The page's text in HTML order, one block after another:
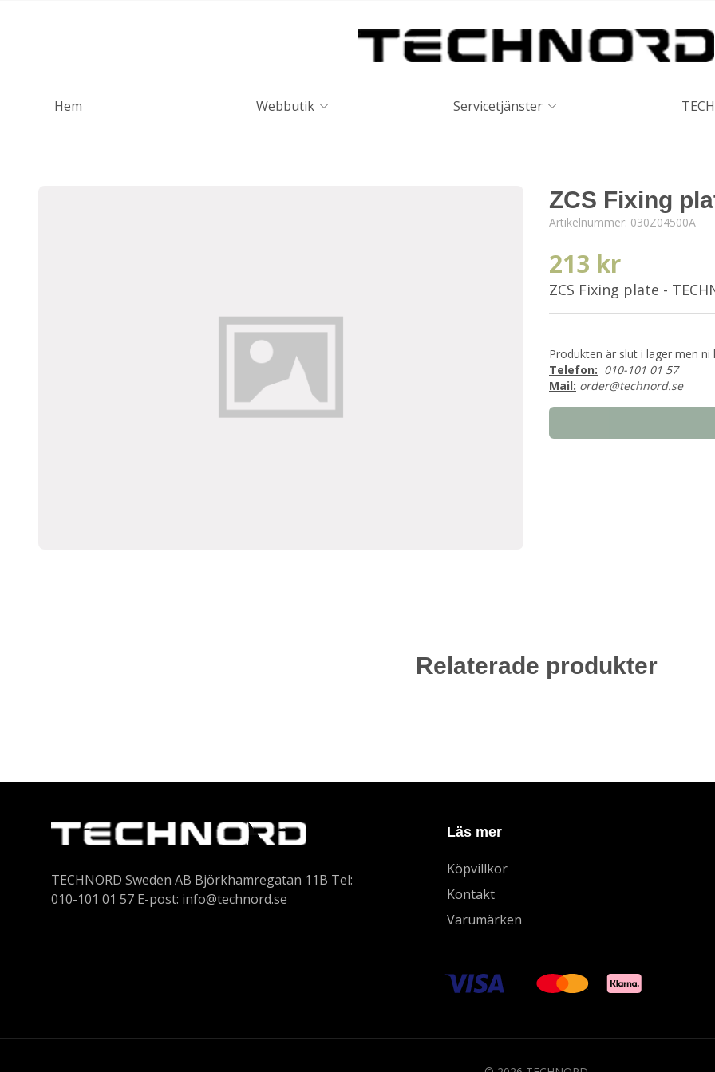
Hem Webbutik Servicetjänster
ZCS Fixing
Artikelnummer: 030Z04500A
213 kr
ZCS Fixing plate -
Produkten är slut i lager men
Telefon: 010-101 01 57
Mail: order@technord.se
Relaterade produkter
TECHNORD Sweden AB Björkhamregatan 11B Tel:
010-101 01 57 E-post: info@technord.se
Läs mer
Köpvillkor
Kontakt
Varumärken